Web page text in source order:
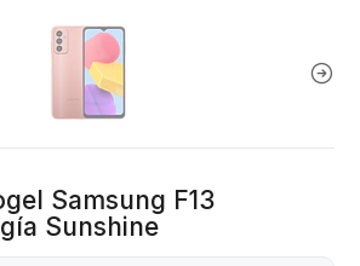
Samsung F13
Sunshine